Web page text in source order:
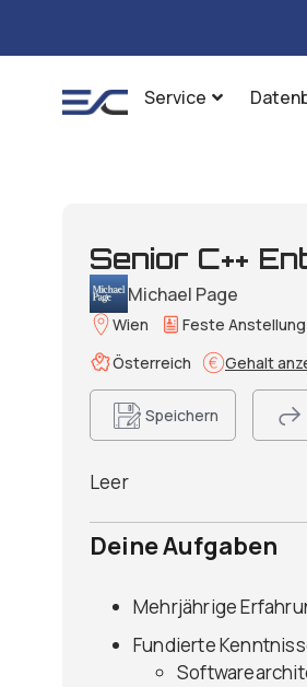
Service
Senior C++
Michael Page
Wien Feste Anstellung
Österreich
Gehalt
Speichern
Leer
Deine Aufgaben
Mehrjährige
Fundierte